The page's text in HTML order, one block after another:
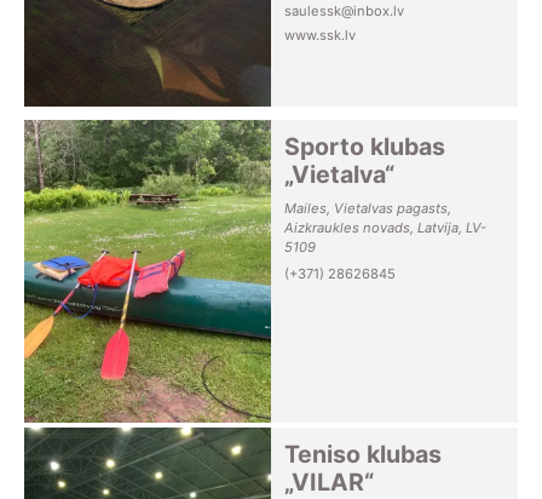
saulessk@inbox.lv
www.ssk.lv
Sporto klubas
„Vietalva“
Mailes, Vietalvas pagasts,
Aizkraukles novads, Latvija, LV-
5109
(+371) 28626845
Teniso klubas
„VILAR“